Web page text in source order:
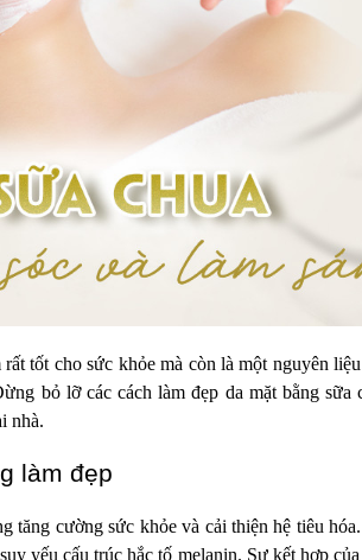
tốt cho sức khỏe mà còn là một nguyên
bỏ lỡ các cách làm đẹp da mặt bằng
nhà.
làm đẹp
tăng cường sức khỏe và cải thiện hệ tiêu
yếu cấu trúc hắc tố melanin. Sự kết hợp